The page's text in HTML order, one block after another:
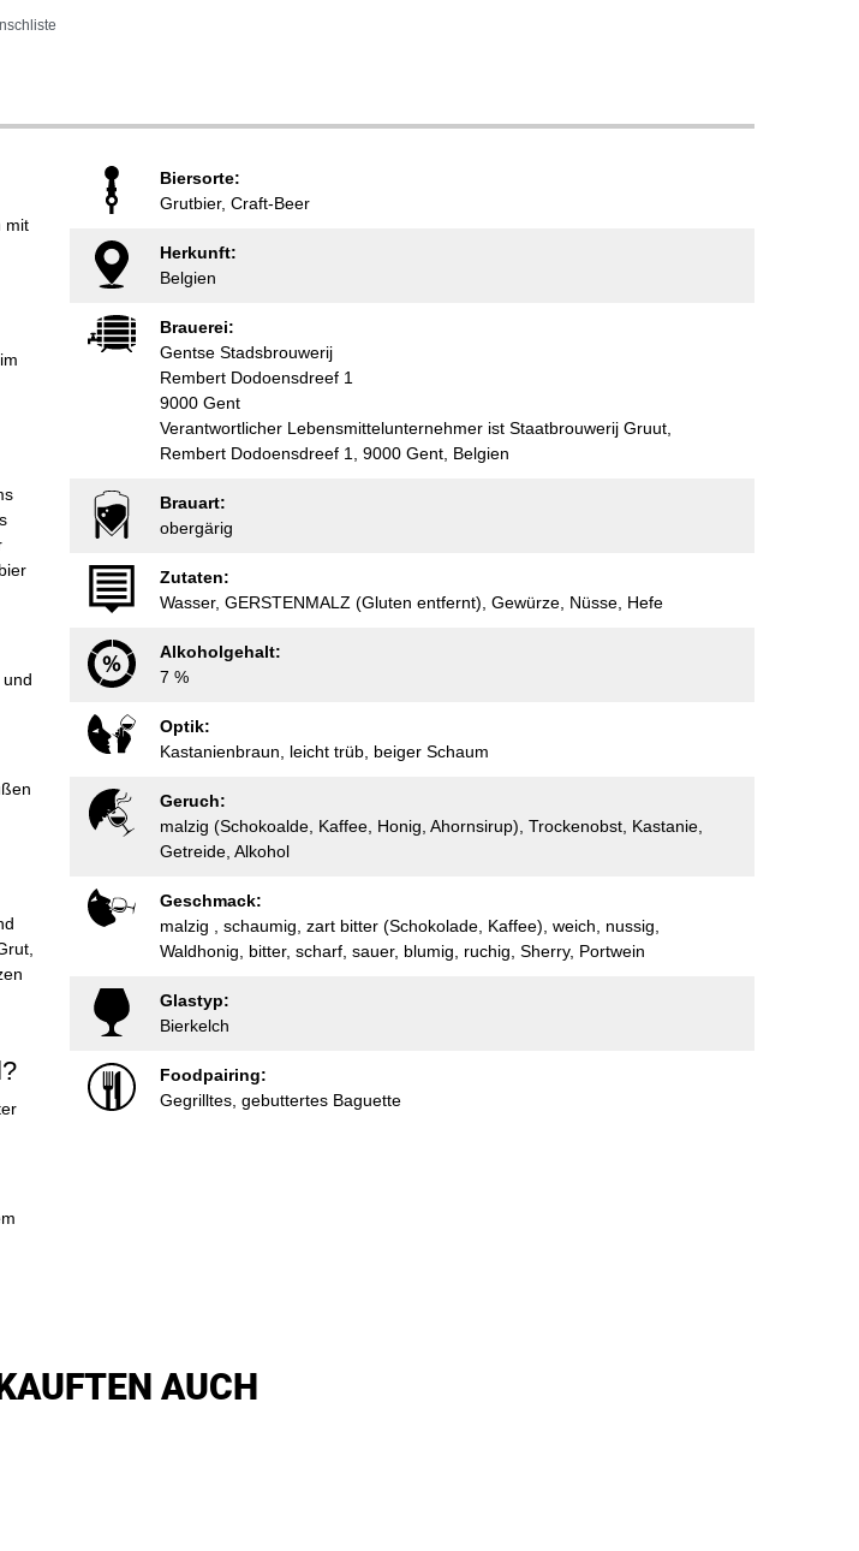
mit
Biersorte:
Grutbier, Craft-Beer
Herkunft:
Belgien
Brauerei:
Gentse Stadsbrouwerij
Rembert Dodoensdreef 1
9000 Gent
Verantwortlicher Lebensmittelunternehmer ist Staatbrouwerij Gruut,
Rembert Dodoensdreef 1, 9000 Gent, Belgien
Brauart:
obergärig
Zutaten:
Wasser, GERSTENMALZ (Gluten entfernt), Gewürze, Nüsse, Hefe
Alkoholgehalt:
7 %
Optik:
Kastanienbraun, leicht trüb, beiger Schaum
Geruch:
malzig (Schokoalde, Kaffee, Honig, Ahornsirup), Trockenobst, Kastanie,
Getreide, Alkohol
Geschmack:
malzig , schaumig, zart bitter (Schokolade, Kaffee), weich, nussig,
Waldhonig, bitter, scharf, sauer, blumig, ruchig, Sherry, Portwein
Glastyp:
Bierkelch
Foodpairing:
Gegrilltes, gebuttertes Baguette
AUCH